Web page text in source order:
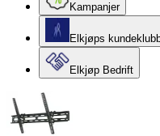
Kampanjer
Elkjøps
Elkjøp Bedrift